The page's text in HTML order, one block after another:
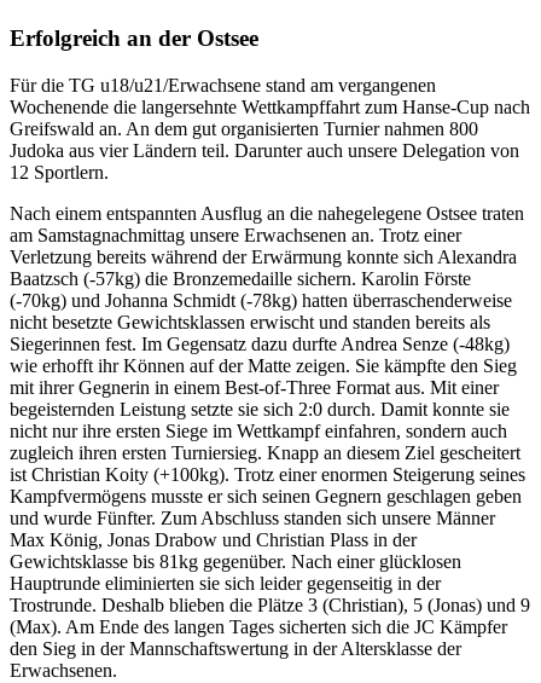
Erfolgreich an der Ostsee
Für die TG u18/u21/Erwachsene stand am vergangenen
Wochenende die langersehnte Wettkampffahrt zum Hanse-Cup nach
Greifswald an. An dem gut organisierten Turnier nahmen 800
Judoka aus vier Ländern teil. Darunter auch unsere Delegation von
12 Sportlern.
Nach einem entspannten Ausflug an die nahegelegene Ostsee traten
am Samstagnachmittag unsere Erwachsenen an. Trotz einer
Verletzung bereits während der Erwärmung konnte sich Alexandra
Baatzsch (-57kg) die Bronzemedaille sichern. Karolin Förste
(-70kg) und Johanna Schmidt (-78kg) hatten überraschenderweise
nicht besetzte Gewichtsklassen erwischt und standen bereits als
Siegerinnen fest. Im Gegensatz dazu durfte Andrea Senze (-48kg)
wie erhofft ihr Können auf der Matte zeigen. Sie kämpfte den Sieg
mit ihrer Gegnerin in einem Best-of-Three Format aus. Mit einer
begeisternden Leistung setzte sie sich 2:0 durch. Damit konnte sie
nicht nur ihre ersten Siege im Wettkampf einfahren, sondern auch
zugleich ihren ersten Turniersieg. Knapp an diesem Ziel gescheitert
ist Christian Koity (+100kg). Trotz einer enormen Steigerung seines
Kampfvermögens musste er sich seinen Gegnern geschlagen geben
und wurde Fünfter. Zum Abschluss standen sich unsere Männer
Max König, Jonas Drabow und Christian Plass in der
Gewichtsklasse bis 81kg gegenüber. Nach einer glücklosen
Hauptrunde eliminierten sie sich leider gegenseitig in der
Trostrunde. Deshalb blieben die Plätze 3 (Christian), 5 (Jonas) und 9
(Max). Am Ende des langen Tages sicherten sich die JC Kämpfer
den Sieg in der Mannschaftswertung in der Altersklasse der
Erwachsenen.